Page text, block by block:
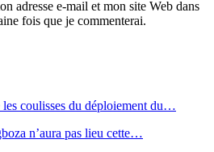
adresse e-mail et mon site Web dans
fois que je commenterai.
coulisses du déploiement du…
n’aura pas lieu cette…